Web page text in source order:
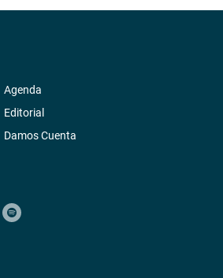
Agenda
Editorial
Damos Cuenta